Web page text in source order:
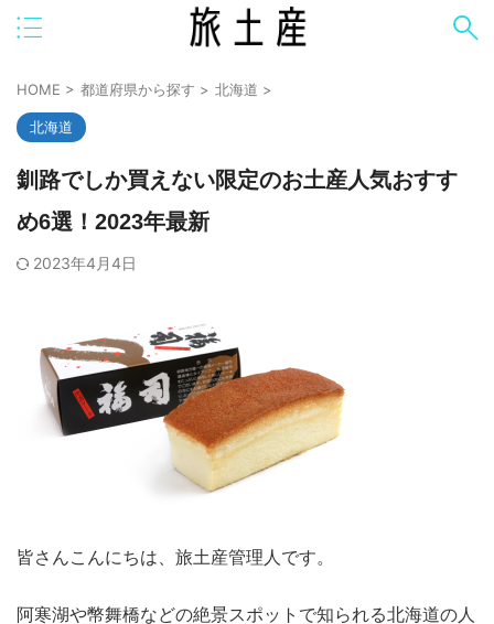
HOME > 都道府県から探す > 北海道 >
北海道
釧路でしか買えない限定のお土産人気おすす
め6選！2023年最新
2023年4月4日
皆さんこんにちは、旅土産管理人です。
阿寒湖や幣舞橋などの絶景スポットで知られる北海道の人